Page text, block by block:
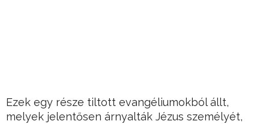
Ezek egy része tiltott evangéliumokból állt,
melyek jelentősen árnyalták Jézus személyét,